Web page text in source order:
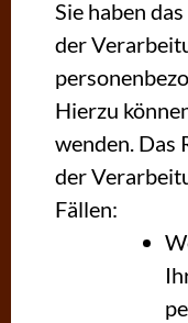
Sie haben
der
Hierzu
wenden. Das
der
Fällen: